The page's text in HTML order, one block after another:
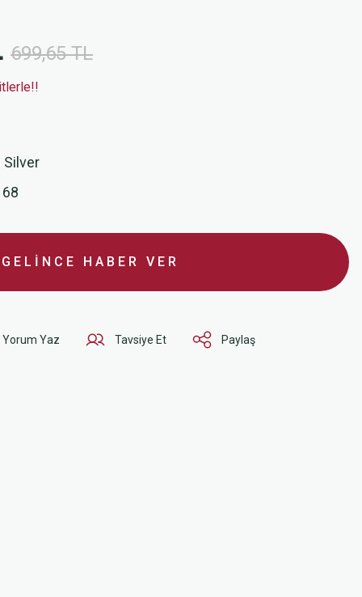
699,65 TL
Silver
GELİNCE HABER VER
Yorum Yaz Tavsiye Et Paylaş